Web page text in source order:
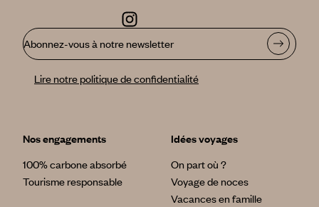
Abonnez-vous à notre newsletter
Lire notre politique de confidentialité
Nos engagements
100% carbone absorbé
Tourisme responsable
Idées voyages
On part où ?
Voyage de noces
Vacances en famille